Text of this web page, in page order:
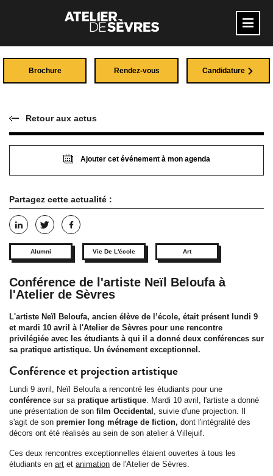
Brochure Rendez-vous Candidature
Retour aux actus
Ajouter cet événement à mon agenda
Partagez cette actualité :
Alumni Vie De L'école Art
Conférence de l'artiste Neïl Beloufa à
l'Atelier de Sèvres
L'artiste Neïl Beloufa, ancien élève de l’école, était présent lundi 9
et mardi 10 avril à l'Atelier de Sèvres pour une rencontre
privilégiée avec les étudiants à qui il a donné deux conférences sur
sa pratique artistique. Un événement exceptionnel.
Conférence et projection artistique
Lundi 9 avril, Neïl Beloufa a rencontré les étudiants pour une
conférence sur sa pratique artistique. Mardi 10 avril, l'artiste a donné
une présentation de son film Occidental , suivie d'une projection. Il
s'agit de son premier long métrage de fiction, dont l'intégralité des
décors ont été réalisés au sein de son atelier à Villejuif.
Ces deux rencontres exceptionnelles étaient ouvertes à tous les
étudiants en art et animation de l'Atelier de Sèvres.